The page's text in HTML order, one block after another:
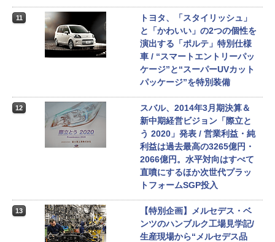
11
トヨタ、「スタイリッシュ」
と「かわいい」の2つの個性を
演出する「ポルテ」特別仕様
車 / “スマートエントリーパッ
ケージ”と“スーパーUVカット
パッケージ”を特別装備
12
スバル、2014年3月期決算＆
新中期経営ビジョン「際立と
う 2020」発表 / 営業利益・純
利益は過去最高の3265億円・
2066億円。水平対向はすべて
直噴にするほか次世代プラッ
トフォームSGP投入
13
【特別企画】メルセデス・ベ
ンツのハンブルク工場見学記/
生産現場から“メルセデス品